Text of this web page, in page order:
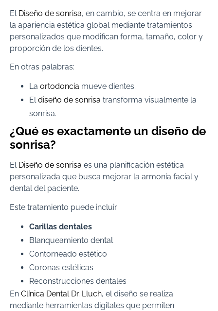
El Diseño de sonrisa, en cambio, se centra en mejorar
la apariencia estética global mediante tratamientos
personalizados que modifican forma, tamaño, color y
proporción de los dientes.
En otras palabras:
La ortodoncia mueve dientes.
Eldiseño de sonrisa transforma visualmente la
sonrisa.
¿Qué es exactamente un diseño de
sonrisa?
El Diseño de sonrisa es una planificación estética
personalizada que busca mejorar la armonía facial y
dental del paciente.
Este tratamiento puede incluir:
Carillas dentales
Blanqueamiento dental
Contorneado estético
Coronas estéticas
Reconstrucciones dentales
En Clínica Dental Dr. Lluch, el diseño se realiza
mediante herramientas digitales que permiten